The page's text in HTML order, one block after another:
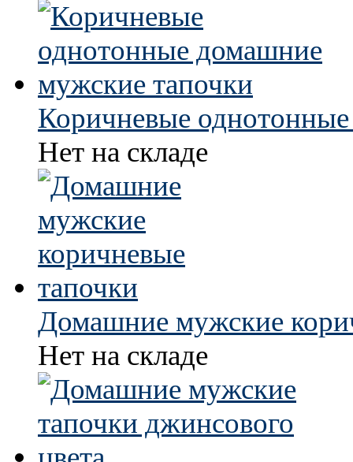
Коричневые
Нет на складе
Домашние мужские
Нет на складе